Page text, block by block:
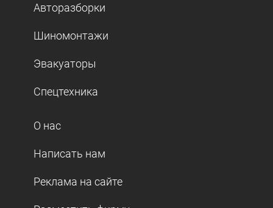
Авторазборки
Шиномонтажи
Эвакуаторы
Спецтехника
О нас
Написать нам
Реклама на сайте